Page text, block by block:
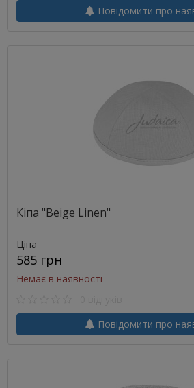
Повідомити про
Кіпа "Beige Linen"
Ціна
585 грн
Немає в наявності
Повідомити про